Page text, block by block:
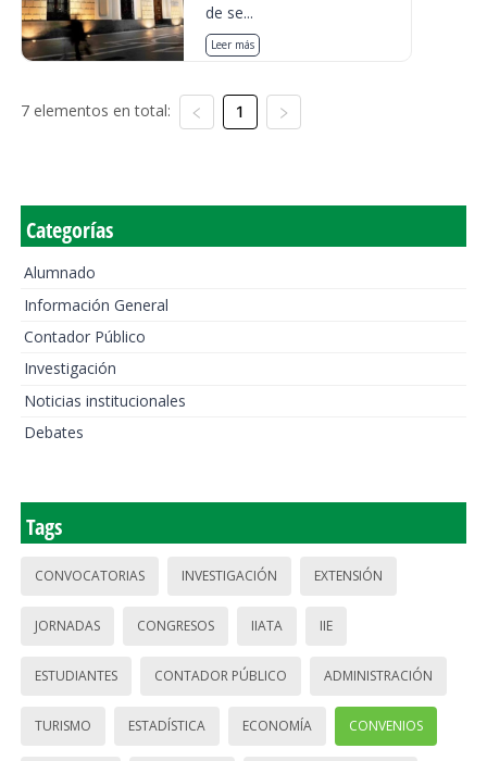
de se...
Leer más
7 elementos en total: 1
Categorías
Alumnado
Información General
Contador Público
Investigación
Noticias institucionales
Debates
Tags
CONVOCATORIAS INVESTIGACIÓN EXTENSIÓN
JORNADAS CONGRESOS IIATA IIE
ESTUDIANTES CONTADOR PÚBLICO ADMINISTRACIÓN
TURISMO ESTADÍSTICA ECONOMÍA CONVENIOS